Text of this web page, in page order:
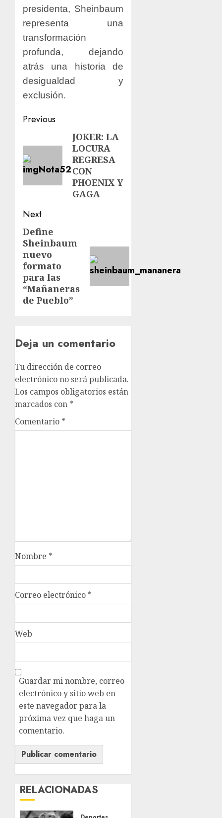
presidenta, Sheinbaum
representa una
transformación
profunda, dejando
atrás una historia de
desigualdad y
exclusión.
Previous
JOKER: LA
LOCURA
REGRESA
CON
PHOENIX Y
GAGA
Next
Define
Sheinbaum
nuevo
formato
para las
“Mañaneras
de Pueblo”
Deja un comentario
Tu dirección de correo
electrónico no será publicada.
Los campos obligatorios están
marcados con *
Comentario *
Nombre *
Correo electrónico *
Web
Guardar mi nombre, correo
electrónico y sitio web en
este navegador para la
próxima vez que haga un
comentario.
RELACIONADAS